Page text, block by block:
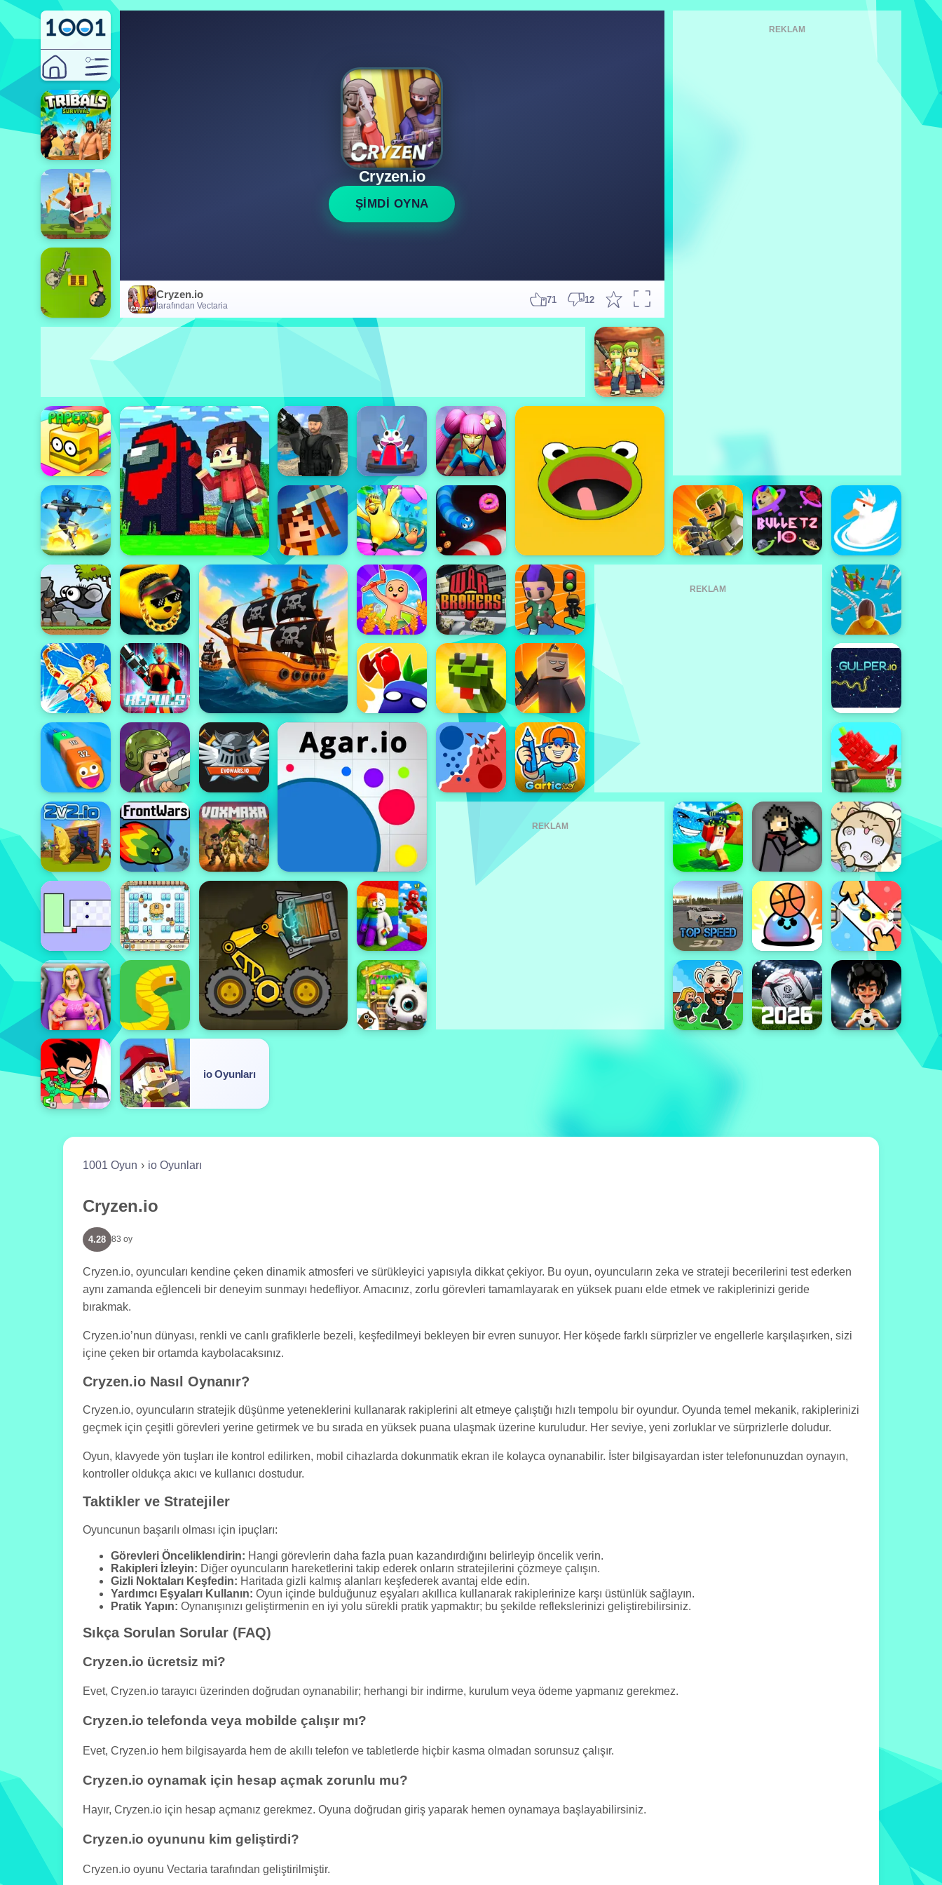
Cryzen.io
ŞİMDİ OYNA
Cryzen.io
tarafından Vectaria
71 12
REKLAM
REKLAM
REKLAM
io Oyunları
1001 Oyun io Oyunları
Cryzen.io
4.28 83 oy
Cryzen.io, oyuncuları kendine çeken dinamik atmosferi ve sürükleyici yapısıyla dikkat çekiyor. Bu oyun, oyuncuların zeka ve strateji becerilerini test ederken
aynı zamanda eğlenceli bir deneyim sunmayı hedefliyor. Amacınız, zorlu görevleri tamamlayarak en yüksek puanı elde etmek ve rakiplerinizi geride
bırakmak.
Cryzen.io’nun dünyası, renkli ve canlı grafiklerle bezeli, keşfedilmeyi bekleyen bir evren sunuyor. Her köşede farklı sürprizler ve engellerle karşılaşırken, sizi
içine çeken bir ortamda kaybolacaksınız.
Cryzen.io Nasıl Oynanır?
Cryzen.io, oyuncuların stratejik düşünme yeteneklerini kullanarak rakiplerini alt etmeye çalıştığı hızlı tempolu bir oyundur. Oyunda temel mekanik, rakiplerinizi
geçmek için çeşitli görevleri yerine getirmek ve bu sırada en yüksek puana ulaşmak üzerine kuruludur. Her seviye, yeni zorluklar ve sürprizlerle doludur.
Oyun, klavyede yön tuşları ile kontrol edilirken, mobil cihazlarda dokunmatik ekran ile kolayca oynanabilir. İster bilgisayardan ister telefonunuzdan oynayın,
kontroller oldukça akıcı ve kullanıcı dostudur.
Taktikler ve Stratejiler
Oyuncunun başarılı olması için ipuçları:
Görevleri Önceliklendirin: Hangi görevlerin daha fazla puan kazandırdığını belirleyip öncelik verin.
Rakipleri İzleyin: Diğer oyuncuların hareketlerini takip ederek onların stratejilerini çözmeye çalışın.
Gizli Noktaları Keşfedin: Haritada gizli kalmış alanları keşfederek avantaj elde edin.
Yardımcı Eşyaları Kullanın: Oyun içinde bulduğunuz eşyaları akıllıca kullanarak rakiplerinize karşı üstünlük sağlayın.
Pratik Yapın: Oynanışınızı geliştirmenin en iyi yolu sürekli pratik yapmaktır; bu şekilde reflekslerinizi geliştirebilirsiniz.
Sıkça Sorulan Sorular (FAQ)
Cryzen.io ücretsiz mi?
Evet, Cryzen.io tarayıcı üzerinden doğrudan oynanabilir; herhangi bir indirme, kurulum veya ödeme yapmanız gerekmez.
Cryzen.io telefonda veya mobilde çalışır mı?
Evet, Cryzen.io hem bilgisayarda hem de akıllı telefon ve tabletlerde hiçbir kasma olmadan sorunsuz çalışır.
Cryzen.io oynamak için hesap açmak zorunlu mu?
Hayır, Cryzen.io için hesap açmanız gerekmez. Oyuna doğrudan giriş yaparak hemen oynamaya başlayabilirsiniz.
Cryzen.io oyununu kim geliştirdi?
Cryzen.io oyunu Vectaria tarafından geliştirilmiştir.